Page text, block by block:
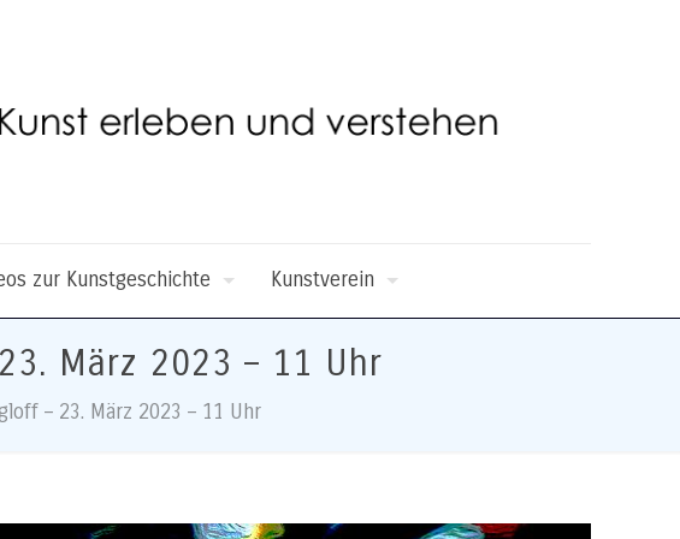
zur Kunstgeschichte Kunstverein
März 2023 – 11 Uhr
– 23. März 2023 – 11 Uhr